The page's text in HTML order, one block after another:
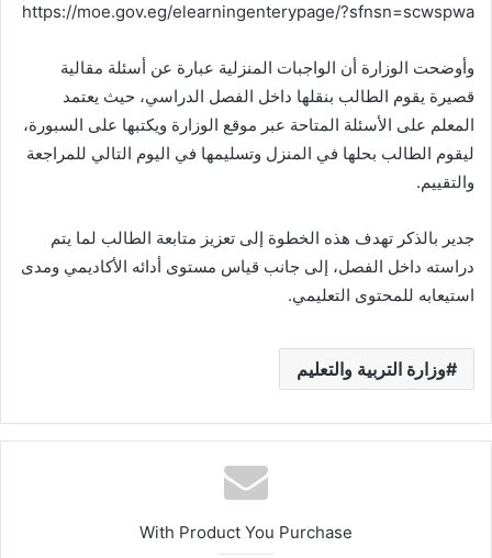
https://moe.gov.eg/elearningenterypage/?sfnsn=scwspwa
وأوضحت الوزارة أن الواجبات المنزلية عبارة عن أسئلة مقالية
قصيرة يقوم الطالب بنقلها داخل الفصل الدراسي، حيث يعتمد
المعلم على الأسئلة المتاحة عبر موقع الوزارة ويكتبها على السبورة،
ليقوم الطالب بحلها في المنزل وتسليمها في اليوم التالي للمراجعة
والتقييم.
جدير بالذكر تهدف هذه الخطوة إلى تعزيز متابعة الطالب لما يتم
دراسته داخل الفصل، إلى جانب قياس مستوى أدائه الأكاديمي ومدى
استيعابه للمحتوى التعليمي.
وزارة التربية والتعليم
With Product You Purchase